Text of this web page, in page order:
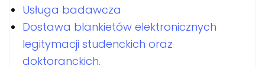
Usługa badawcza
Dostawa blankietów elektronicznych
legitymacji studenckich oraz
doktoranckich.